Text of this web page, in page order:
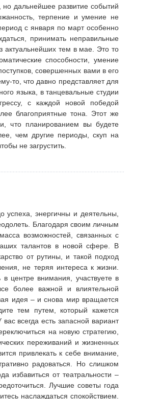
дальнейшее развитие событий
терпение и умение не
с января по март особенно
принимать неправильные
актуальнейших тем в мае. Это то
способности, умение
совершенных вами в его
то, что давно представляет для
языка, в танцевальные студии
с каждой новой победой
благоприятные тона. Этот же
что планированием вы будете
чем другие периоды, скуп на
не загрустить.
энергичны и деятельны,
Благодаря своим личным
возможностей, связанных с
талантов в новой сфере. В
от рутины, и такой подход
не теряя интереса к жизни.
центре внимания, участвуете в
более важной и влиятельной
идея – и снова мир вращается
тем путем, который кажется
всегда есть запасной вариант
на новую стратегию,
переживаний и жизненных
привлекать к себе внимание,
радоваться. Но слишком
избавиться от театральности –
Лучшие советы года
наслаждаться спокойствием.